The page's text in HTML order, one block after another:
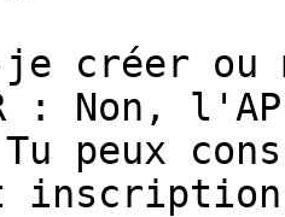
créer ou
: Non,
Tu peux